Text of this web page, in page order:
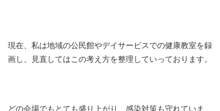
現在、私は地域の公民館やデイサービスでの健康教室を録
画し、見直してはこの考え方を整理していっております。
どの会場でもとても盛り上がり、感染対策も守れていま